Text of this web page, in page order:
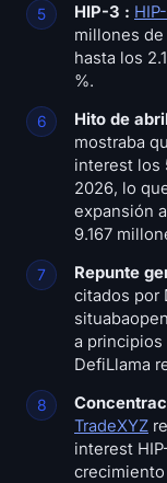
HIP-3 :
millones
hasta los
%.
Hito de
mostraba
interest los
2026, lo
expansión
9.167
Repunte
citados por
a principios
DefiLlama
TradeXYZ
interest